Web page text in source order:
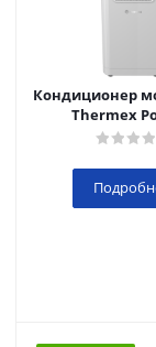
Кондиционер
Thermex